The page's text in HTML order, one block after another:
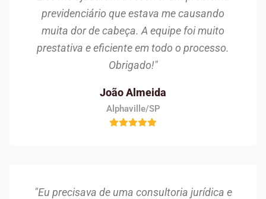
previdenciário que estava me causando
muita dor de cabeça. A equipe foi muito
prestativa e eficiente em todo o processo.
Obrigado!"
João Almeida
Alphaville/SP
"Eu precisava de uma consultoria jurídica e